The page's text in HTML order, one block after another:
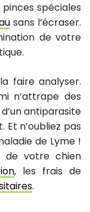
spéciales
sans l’écraser.
de votre
faire analyser.
n’attrape des
antiparasite
Et n’oubliez pas
de Lyme !
de votre chien
, les frais de
.